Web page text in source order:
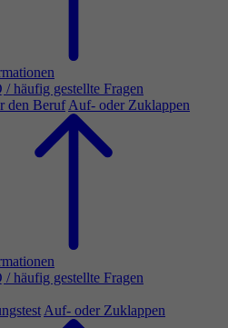
/ häufig gestellte Fragen
den Beruf Auf- oder Zuklappen
/ häufig gestellte Fragen
Auf- oder Zuklappen